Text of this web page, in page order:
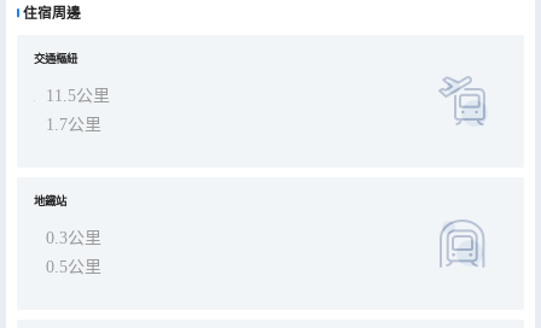
配備淋浴設施的私人浴室提供大花灑淋浴噴頭和免費洗浴用品。便利設施包括電話，以及保險箱和書桌。
住宿周邊
交通樞紐
11.5公里
1.7公里
地鐵站
0.3公里
0.5公里